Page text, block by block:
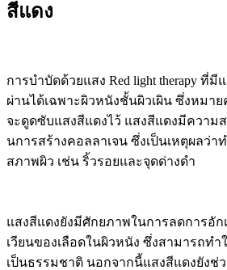
สีแดง
การบำบัดด้วยแสง Red light therapy ที่
ผ่านได้เฉพาะผิวหนังชั้นผิวเผิน ซึ่งหมา
จะดูดซับแสงสีแดงไว้ แสงสีแดงมีความ
นการสร้างคอลลาเจน ซึ่งเป็นเหตุผลว่า
สภาพผิว เช่น ริ้วรอยและจุดด่างดำ
แสงสีแดงยังมีศักยภาพในการลดการอัก
เวียนของเลือดในผิวหนัง ซึ่งสามารถทำ
เป็นธรรมชาติ นอกจากนี้แสงสีแดงยังช่